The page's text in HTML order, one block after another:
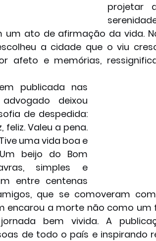
projetar
um ato de afirmação da vida.
a cidade que o viu
afeto e memórias,
publicada nas
deixou
de despedida:
feliz. Valeu a pena.
uma vida boa e
beijo do Bom
simples e
entre centenas
que se comoveram
encarou a morte não como
bem vivida. A
de todo o país e inspirando